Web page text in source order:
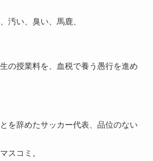
汚い、臭い、馬鹿、
の授業料を、血税で養う愚行を進め
を辞めたサッカー代表、品位のない
スコミ。